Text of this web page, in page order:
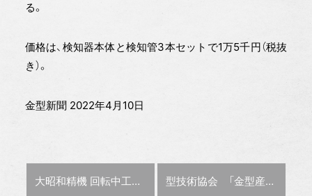
る。
価格は、検知器本体と検知管3本セットで1万5千円（税抜
き）。
金型新聞 2022年4月10日
前の記事 :
大昭和精機 回転中工具の高精度測定・補正 次の記事 :
型技術協会 「金型産業とDXの最前線」テーマにセミナー開催